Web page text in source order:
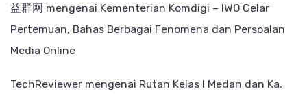
益群网 mengenai Kementerian Komdigi – IWO Gelar
Pertemuan, Bahas Berbagai Fenomena dan Persoalan
Media Online
TechReviewer mengenai Rutan Kelas I Medan dan Ka.